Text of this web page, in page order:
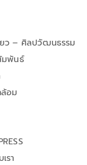
ว – ศิลปวัฒนธรรม
มพันธ์
อม
รา